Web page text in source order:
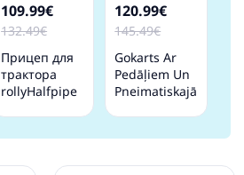
109.99€
132.49€
Прицеп для
трактора
rollyHalfpipe
123230
120.99€
145.49€
Gokarts Ar
Pedāļiem Un
Pneimatiskajām